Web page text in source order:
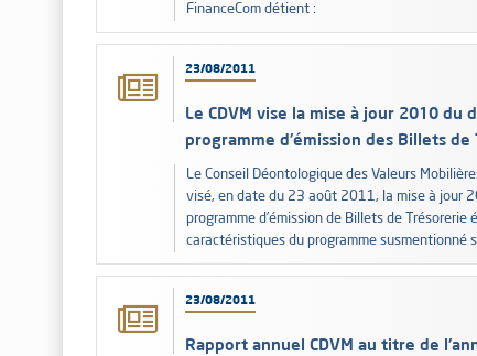
FinanceCom détient :
23/08/2011
Le CDVM vise la mise à jour 2010
programme d'émission des Billets
Le Conseil Déontologique des Valeurs
visé, en date du 23 août 2011, la mise à jour
programme d’émission de Billets de
caractéristiques du programme susmentionné
23/08/2011
Rapport annuel CDVM au titre de